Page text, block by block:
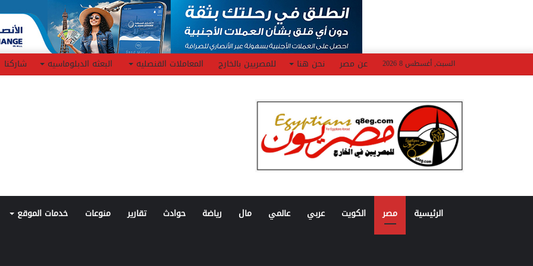
السبت, أغسطس 8 2026 عن مصر نحن هنا للمصريين بالخارج المعاملات القنصليه البعثه الدبلوماسيه شاركنا
الرئيسية مصر الكويت عربي عالمي مال رياضة حوادث تقارير منوعات خدمات الموقع